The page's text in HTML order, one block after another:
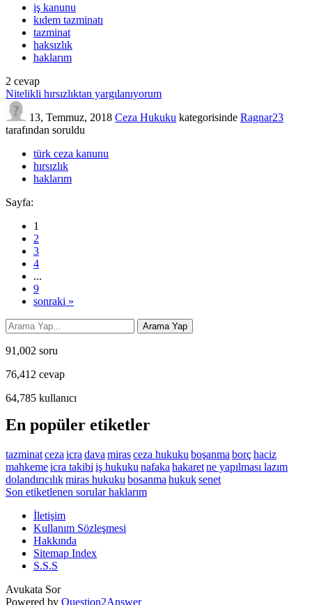
iş kanunu
kıdem tazminatı
tazminat
haksızlık
haklarım
2 cevap
Nitelikli hırsızlıktan yargılanıyorum
13, Temmuz, 2018 Ceza Hukuku kategorisinde Ragnar23
tarafından soruldu
türk ceza kanunu
hırsızlık
haklarım
Sayfa:
1
2
3
4
...
9
sonraki »
91,002 soru
76,412 cevap
64,785 kullanıcı
En popüler etiketler
tazminatceza icra dava mirasceza hukuku boşanma borçhaciz
mahkemeicra takibi iş hukuku nafaka hakaretne yapılması lazım
dolandırıcılıkmiras hukuku bosanma hukuksenet
Son etiketlenen sorular haklarım
İletişim
Kullanım Sözleşmesi
Hakkında
Sitemap Index
S.S.S
Avukata Sor
Powered by Question2Answer